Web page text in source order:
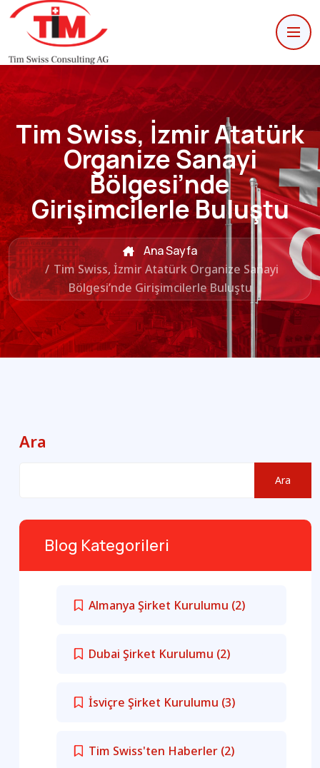
Tim Swiss, İzmir Atatürk
Organize Sanayi
Bölgesi’nde
Girişimcilerle Buluştu
Ana Sayfa
/ Tim Swiss, İzmir Atatürk Organize Sanayi
Bölgesi’nde Girişimcilerle Buluştu
Ara
Ara
Blog Kategorileri
Almanya Şirket Kurulumu (2)
Dubai Şirket Kurulumu (2)
İsviçre Şirket Kurulumu (3)
Tim Swiss'ten Haberler (2)